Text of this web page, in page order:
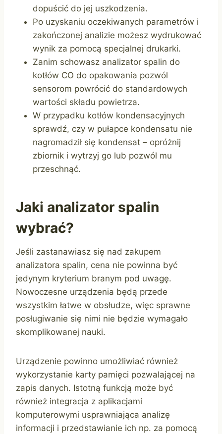
dopuścić do jej uszkodzenia.
Po uzyskaniu oczekiwanych parametrów i
zakończonej analizie możesz wydrukować
wynik za pomocą specjalnej drukarki.
Zanim schowasz analizator spalin do
kotłów CO do opakowania pozwól
sensorom powrócić do standardowych
wartości składu powietrza.
W przypadku kotłów kondensacyjnych
sprawdź, czy w pułapce kondensatu nie
nagromadził się kondensat – opróżnij
zbiornik i wytrzyj go lub pozwól mu
przeschnąć.
Jaki analizator spalin
wybrać?
Jeśli zastanawiasz się nad zakupem
analizatora spalin, cena nie powinna być
jedynym kryterium branym pod uwagę.
Nowoczesne urządzenia będą przede
wszystkim łatwe w obsłudze, więc sprawne
posługiwanie się nimi nie będzie wymagało
skomplikowanej nauki.
Urządzenie powinno umożliwiać również
wykorzystanie karty pamięci pozwalającej na
zapis danych. Istotną funkcją może być
również integracja z aplikacjami
komputerowymi usprawniająca analizę
informacji i przedstawianie ich np. za pomocą